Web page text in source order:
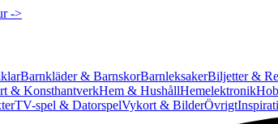
->
Barnkläder & BarnskorBarnleksakerBiljetter &
& KonsthantverkHem & HushållHemelektronik
TV-spel & DatorspelVykort & BilderÖvrigt